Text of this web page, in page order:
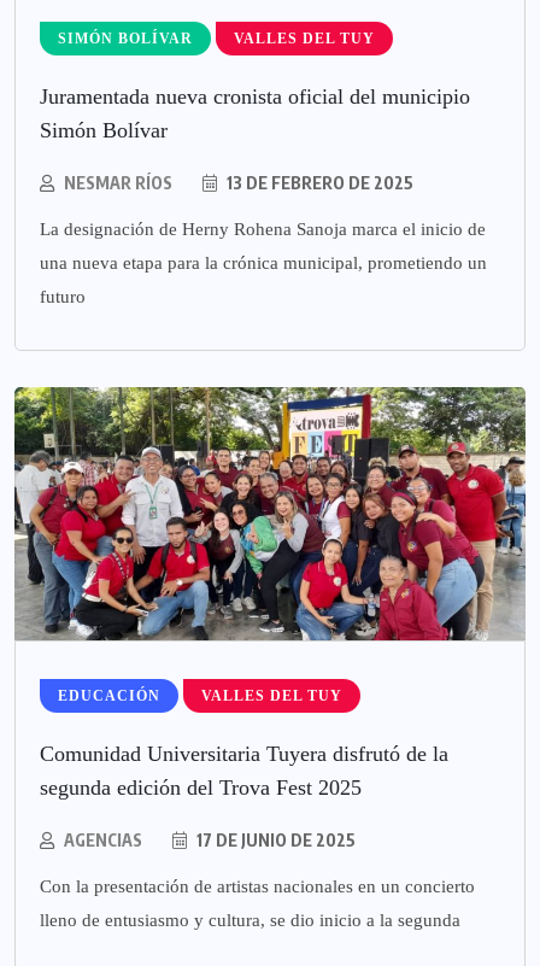
SIMÓN BOLÍVAR VALLES DEL TUY
Juramentada nueva cronista oficial del municipio
Simón Bolívar
NESMAR RÍOS 13 DE FEBRERO DE 2025
La designación de Herny Rohena Sanoja marca el inicio de
una nueva etapa para la crónica municipal, prometiendo un
futuro
EDUCACIÓN VALLES DEL TUY
Comunidad Universitaria Tuyera disfrutó de la
segunda edición del Trova Fest 2025
AGENCIAS 17 DE JUNIO DE 2025
Con la presentación de artistas nacionales en un concierto
lleno de entusiasmo y cultura, se dio inicio a la segunda